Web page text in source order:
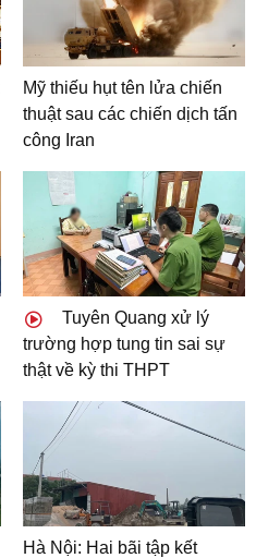
Mỹ thiếu hụt tên lửa chiến
thuật sau các chiến dịch tấn
công Iran
Tuyên Quang xử lý
trường hợp tung tin sai sự
thật về kỳ thi THPT
Hà Nội: Hai bãi tập kết